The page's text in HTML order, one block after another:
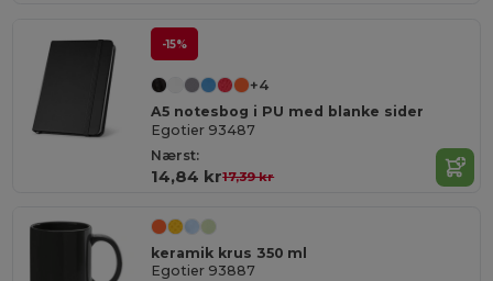
-15%
+4
A5 notesbog i PU med blanke sider
Egotier 93487
Nærst:
14,84 kr17,39 kr
keramik krus 350 ml
Egotier 93887